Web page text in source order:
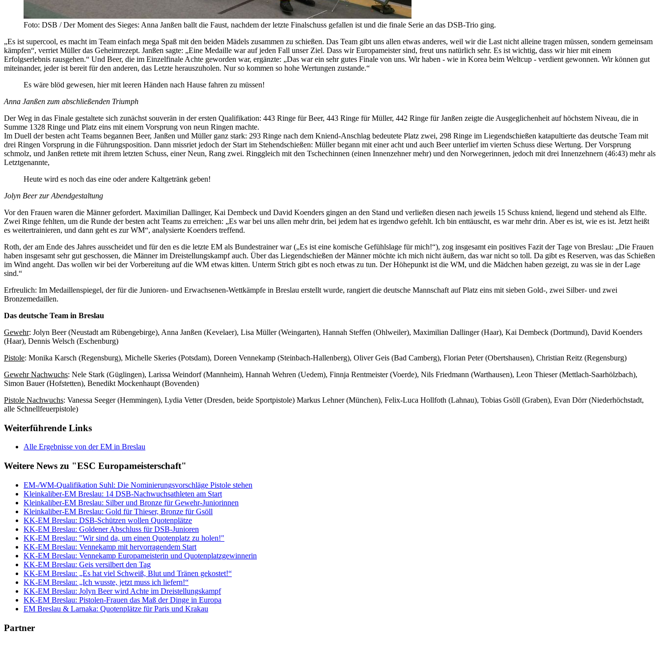
Foto: DSB / Der Moment des Sieges: Anna Janßen ballt die Faust, nachdem der letzte Finalschuss gefallen ist und die finale Serie an das DSB-Trio ging.
„Es ist supercool, es macht im Team einfach mega Spaß mit den beiden Mädels zusammen zu schießen. Das Team gibt uns allen etwas anderes, weil wir die Last nicht alleine tragen müssen, sondern gemeinsam
kämpfen“, verriet Müller das Geheimrezept. Janßen sagte: „Eine Medaille war auf jeden Fall unser Ziel. Dass wir Europameister sind, freut uns natürlich sehr. Es ist wichtig, dass wir hier mit einem
Erfolgserlebnis rausgehen.“ Und Beer, die im Einzelfinale Achte geworden war, ergänzte: „Das war ein sehr gutes Finale von uns. Wir haben - wie in Korea beim Weltcup - verdient gewonnen. Wir können gut
miteinander, jeder ist bereit für den anderen, das Letzte herauszuholen. Nur so kommen so hohe Wertungen zustande.“
Es wäre blöd gewesen, hier mit leeren Händen nach Hause fahren zu müssen!
Anna Janßen zum abschließenden Triumph
Der Weg in das Finale gestaltete sich zunächst souverän in der ersten Qualifikation: 443 Ringe für Beer, 443 Ringe für Müller, 442 Ringe für Janßen zeigte die Ausgeglichenheit auf höchstem Niveau, die in
Summe 1328 Ringe und Platz eins mit einem Vorsprung von neun Ringen machte.
Im Duell der besten acht Teams begannen Beer, Janßen und Müller ganz stark: 293 Ringe nach dem Kniend-Anschlag bedeutete Platz zwei, 298 Ringe im Liegendschießen katapultierte das deutsche Team mit
drei Ringen Vorsprung in die Führungsposition. Dann missriet jedoch der Start im Stehendschießen: Müller begann mit einer acht und auch Beer unterlief im vierten Schuss diese Wertung. Der Vorsprung
schmolz, und Janßen rettete mit ihrem letzten Schuss, einer Neun, Rang zwei. Ringgleich mit den Tschechinnen (einen Innenzehner mehr) und den Norwegerinnen, jedoch mit drei Innenzehnern (46:43) mehr als
Letztgenannte,
Heute wird es noch das eine oder andere Kaltgetränk geben!
Jolyn Beer zur Abendgestaltung
Vor den Frauen waren die Männer gefordert. Maximilian Dallinger, Kai Dembeck und David Koenders gingen an den Stand und verließen diesen nach jeweils 15 Schuss kniend, liegend und stehend als Elfte.
Zwei Ringe fehlten, um die Runde der besten acht Teams zu erreichen: „Es war bei uns allen mehr drin, bei jedem hat es irgendwo gefehlt. Ich bin enttäuscht, es war mehr drin. Aber es ist, wie es ist. Jetzt heißt
es weitertrainieren, und dann geht es zur WM“, analysierte Koenders treffend.
Roth, der am Ende des Jahres ausscheidet und für den es die letzte EM als Bundestrainer war („Es ist eine komische Gefühlslage für mich!“), zog insgesamt ein positives Fazit der Tage von Breslau: „Die Frauen
haben insgesamt sehr gut geschossen, die Männer im Dreistellungskampf auch. Über das Liegendschießen der Männer möchte ich mich nicht äußern, das war nicht so toll. Da gibt es Reserven, was das Schießen
im Wind angeht. Das wollen wir bei der Vorbereitung auf die WM etwas kitten. Unterm Strich gibt es noch etwas zu tun. Der Höhepunkt ist die WM, und die Mädchen haben gezeigt, zu was sie in der Lage
sind.“
Erfreulich: Im Medaillenspiegel, der für die Junioren- und Erwachsenen-Wettkämpfe in Breslau erstellt wurde, rangiert die deutsche Mannschaft auf Platz eins mit sieben Gold-, zwei Silber- und zwei
Bronzemedaillen.
Das deutsche Team in Breslau
Gewehr: Jolyn Beer (Neustadt am Rübengebirge), Anna Janßen (Kevelaer), Lisa Müller (Weingarten), Hannah Steffen (Ohlweiler), Maximilian Dallinger (Haar), Kai Dembeck (Dortmund), David Koenders
(Haar), Dennis Welsch (Eschenburg)
Pistole: Monika Karsch (Regensburg), Michelle Skeries (Potsdam), Doreen Vennekamp (Steinbach-Hallenberg), Oliver Geis (Bad Camberg), Florian Peter (Obertshausen), Christian Reitz (Regensburg)
Gewehr Nachwuchs: Nele Stark (Güglingen), Larissa Weindorf (Mannheim), Hannah Wehren (Uedem), Finnja Rentmeister (Voerde), Nils Friedmann (Warthausen), Leon Thieser (Mettlach-Saarhölzbach),
Simon Bauer (Hofstetten), Benedikt Mockenhaupt (Bovenden)
Pistole Nachwuchs: Vanessa Seeger (Hemmingen), Lydia Vetter (Dresden, beide Sportpistole) Markus Lehner (München), Felix-Luca Hollfoth (Lahnau), Tobias Gsöll (Graben), Evan Dörr (Niederhöchstadt,
alle Schnellfeuerpistole)
Weiterführende Links
Alle Ergebnisse von der EM in Breslau
Weitere News zu "ESC Europameisterschaft"
EM-/WM-Qualifikation Suhl: Die Nominierungsvorschläge Pistole stehen
Kleinkaliber-EM Breslau: 14 DSB-Nachwuchsathleten am Start
Kleinkaliber-EM Breslau: Silber und Bronze für Gewehr-Juniorinnen
Kleinkaliber-EM Breslau: Gold für Thieser, Bronze für Gsöll
KK-EM Breslau: DSB-Schützen wollen Quotenplätze
KK-EM Breslau: Goldener Abschluss für DSB-Junioren
KK-EM Breslau: "Wir sind da, um einen Quotenplatz zu holen!"
KK-EM Breslau: Vennekamp mit hervorragendem Start
KK-EM Breslau: Vennekamp Europameisterin und Quotenplatzgewinnerin
KK-EM Breslau: Geis versilbert den Tag
KK-EM Breslau: „Es hat viel Schweiß, Blut und Tränen gekostet!“
KK-EM Breslau: „Ich wusste, jetzt muss ich liefern!“
KK-EM Breslau: Jolyn Beer wird Achte im Dreistellungskampf
KK-EM Breslau: Pistolen-Frauen das Maß der Dinge in Europa
EM Breslau & Larnaka: Quotenplätze für Paris und Krakau
Partner